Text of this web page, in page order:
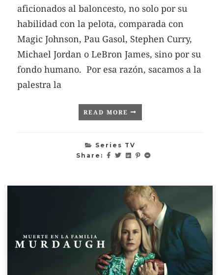
aficionados al baloncesto, no solo por su
habilidad con la pelota, comparada con
Magic Johnson, Pau Gasol, Stephen Curry,
Michael Jordan o LeBron James, sino por su
fondo humano. Por esa razón, sacamos a la
palestra la
READ MORE
Series TV
Share: